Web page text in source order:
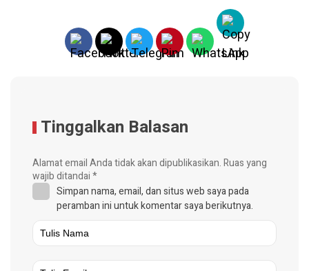
Tinggalkan Balasan
Alamat email Anda tidak akan dipublikasikan.Ruas yang
wajib ditandai*
Simpan nama, email, dan situs web saya pada
peramban ini untuk komentar saya berikutnya.